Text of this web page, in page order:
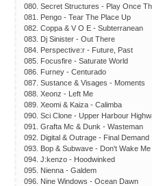
080. Secret Structures - Play Once
081. Pengo - Tear The Place Up
082. Coppa & V O E - Subterranean
083. Dj Sinister - Out There
084. Perspective:r - Future, Past
085. Focusfire - Saturate World
086. Furney - Centurado
087. Sustance & Visages - Moments
088. Xeonz - Left Me
089. Xeomi & Kaiza - Calimba
090. Sci Clone - Upper Harbour
091. Grafta Mc & Dunk - Wasteman
092. Digital & Outrage - Final Demand
093. Bop & Subwave - Don't Wake Me
094. J:kenzo - Hoodwinked
095. Nienna - Galdem
096. Nine Windows - Ocean Dawn